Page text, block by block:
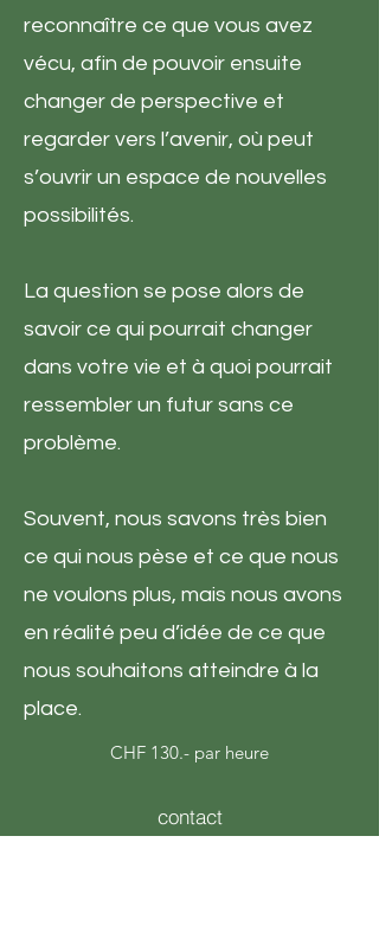
reconnaître ce que vous avez
vécu, afin de pouvoir ensuite
changer de perspective et
regarder vers l’avenir, où peut
s’ouvrir un espace de nouvelles
possibilités.
La question se pose alors de
savoir ce qui pourrait changer
dans votre vie et à quoi pourrait
ressembler un futur sans ce
problème.
Souvent, nous savons très bien
ce qui nous pèse et ce que nous
ne voulons plus, mais nous avons
en réalité peu d’idée de ce que
nous souhaitons atteindre à la
place.
CHF 130.- par heure
contact